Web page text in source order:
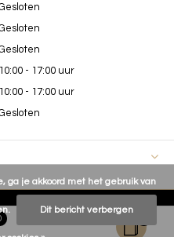
10:00 - 17:00 uur
10:00 - 17:00 uur
ga je akkoord met het gebruik van
Dit bericht verbergen